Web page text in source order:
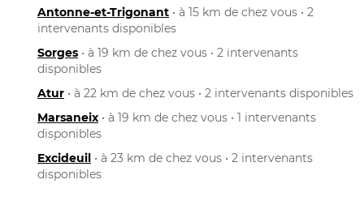
Antonne-et-Trigonant • à 15 km de chez vous • 2
intervenants disponibles
Sorges • à 19 km de chez vous • 2 intervenants
disponibles
Atur • à 22 km de chez vous • 2 intervenants disponibles
Marsaneix • à 19 km de chez vous • 1 intervenants
disponibles
Excideuil • à 23 km de chez vous • 2 intervenants
disponibles